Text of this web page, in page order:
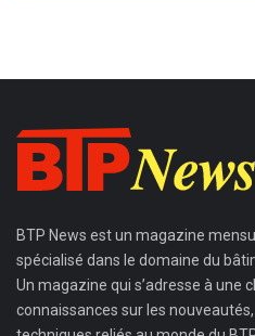
BTP News est un magazine
spécialisé dans le domaine du
Un magazine qui s’adresse à une
connaissances sur les